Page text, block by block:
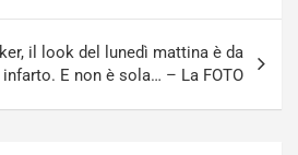
il look del lunedì mattina è da
infarto. E non è sola… – La FOTO